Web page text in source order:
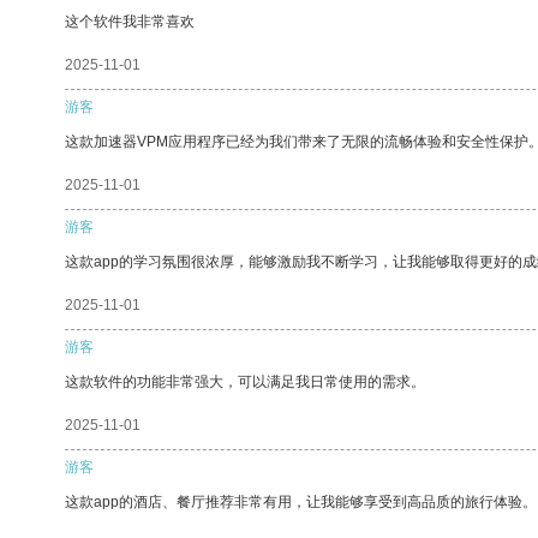
这个软件我非常喜欢
2025-11-01
游客
这款加速器VPM应用程序已经为我们带来了无限的流畅体验和安全性保护
2025-11-01
游客
这款app的学习氛围很浓厚，能够激励我不断学习，让我能够取得更好的
2025-11-01
游客
这款软件的功能非常强大，可以满足我日常使用的需求。
2025-11-01
游客
这款app的酒店、餐厅推荐非常有用，让我能够享受到高品质的旅行体验。